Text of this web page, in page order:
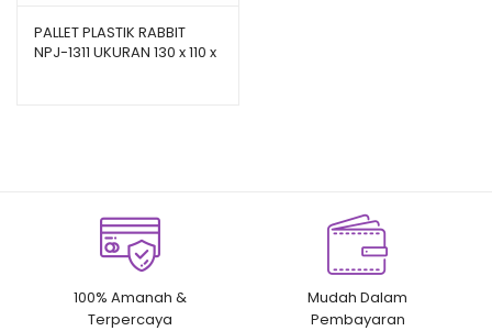
PALLET PLASTIK RABBIT
NPJ-1311 UKURAN 130 x 110 x
100% Amanah &
Terpercaya
Mudah Dalam
Pembayaran